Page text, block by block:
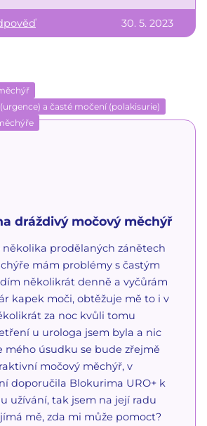
30. 5. 2023
a časté močení (polakisurie)
dráždivý močový měchýř
několika prodělaných zánětech
mám problémy s častým
několikrát denně a vyčůrám
kapek moči, obtěžuje mě to i v
za noc kvůli tomu
u urologa jsem byla a nic
mého úsudku se bude zřejmě
močový měchýř, v
doporučila Blokurima URO+ k
užívání, tak jsem na její radu
mě, zda mi může pomoct?